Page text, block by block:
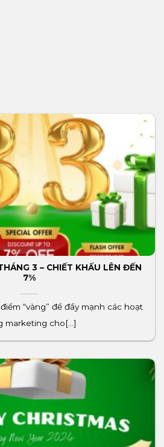
3 – CHIẾT KHẤU LÊN ĐẾN
7%
“vàng” để đẩy mạnh các hoạt
marketing cho[...]